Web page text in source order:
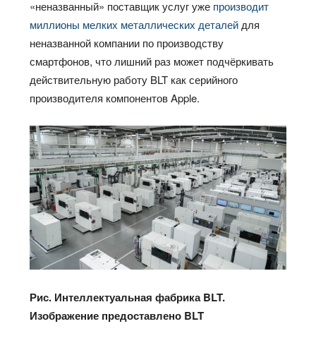
«неназванный» поставщик услуг уже производит
миллионы мелких металлических деталейдля
неназванной компании по производству
смартфонов, что лишний раз может подчёркивать
действительную работу BLT как серийного
производителя компонентов Apple.
Рис. Интеллектуальная фабрика BLT.
Изображение предоставлено BLT